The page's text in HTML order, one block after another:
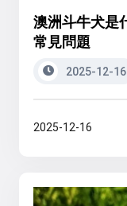
澳洲斗牛犬是
常見問題
2025-12-16
2025-12-16